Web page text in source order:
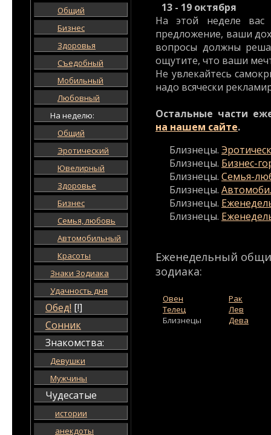
Общий
Бизнес
Здоровья
Съедобный
Мобильный
Любовный
На неделю:
Общий
Эротический
Ювелирный
Здоровье
Бизнес
Семья, любовь
Автомобильный
Красоты
Знаки Зодиака
Удачность дня
Обед! [!]
Сонник
Знакомства:
Девушки
Мужчины
Чудесатые
истории
анекдоты
13 - 19 октября
На этой неделе
предложение, ваши
вопросы должны
ощутите, что ваши
Не увлекайтесь
надо всячески
Остальные части
на нашем сайте.
Близнецы.
Близнецы. Бизнес-
Близнецы. Семья-
Близнецы.
Близнецы.
Близнецы.
Еженедельный
зодиака:
Овен
Телец
Близнецы
Рак
Лев
Дева